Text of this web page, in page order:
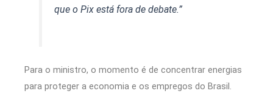
que o Pix está fora de debate.”
Para o ministro, o momento é de concentrar energias
para proteger a economia e os empregos do Brasil.